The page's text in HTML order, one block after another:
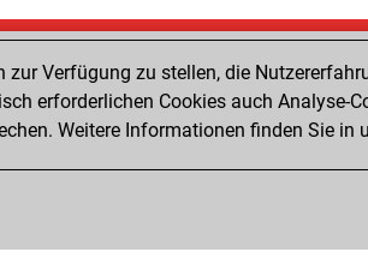
30, 2025
games
Play
3 in blitz
Verfügung zu stellen, die
erforderlichen Cookies auch Analyse-
Weitere Informationen finden Sie in